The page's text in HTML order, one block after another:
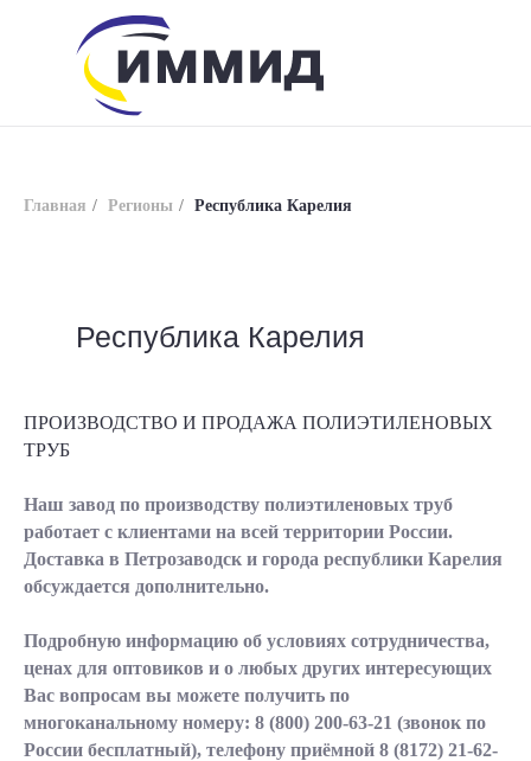
8 (800) 200-56-01
info@immid.ru
Главная / Регионы / Республика Карелия
Республика Карелия
ПРОИЗВОДСТВО И ПРОДАЖА ПОЛИЭТИЛЕНОВЫХ
ТРУБ
Наш завод по производству полиэтиленовых труб
работает с клиентами на всей территории России.
Доставка в Петрозаводск и города республики Карелия
обсуждается дополнительно.
Подробную информацию об условиях сотрудничества,
ценах для оптовиков и о любых других интересующих
Вас вопросам вы можете получить по
многоканальному номеру: 8 (800) 200-63-21 (звонок по
России бесплатный), телефону приёмной 8 (8172) 21-62-